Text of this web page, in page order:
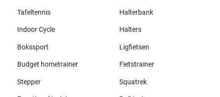
Tafeltennis Halterbank
Indoor Cycle Halters
Bokssport Ligfietsen
Budget hometrainer Fietstrainer
Stepper Squatrek